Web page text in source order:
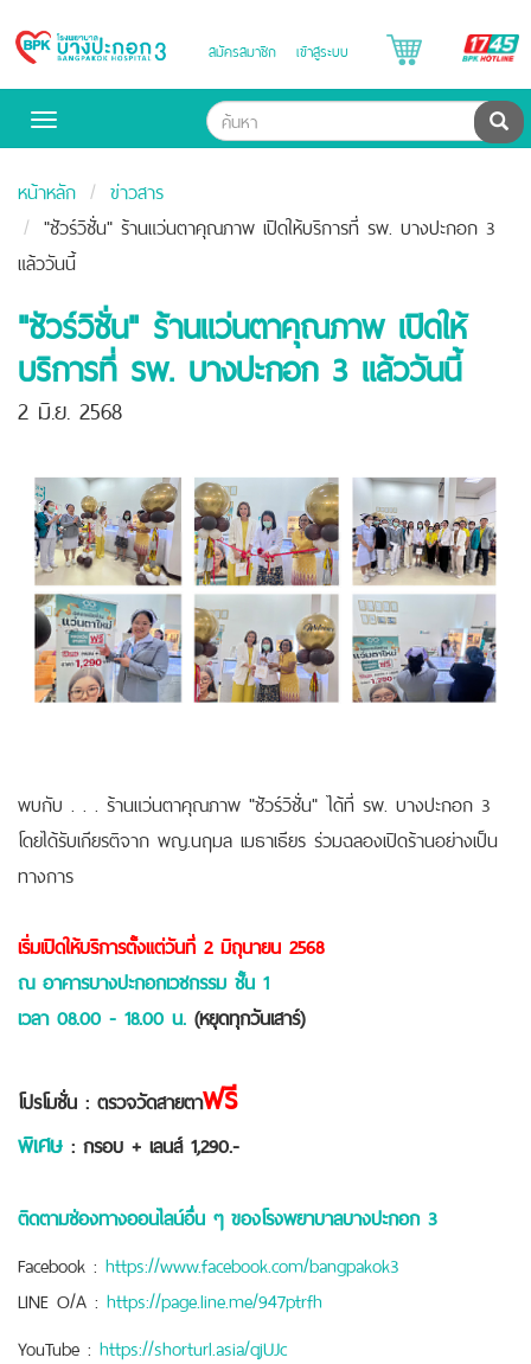
Bangpakok
สมัครสมาชิก เข้าสู่ระบบ
Toggle
ค้น
หน้าหลัก
ข่าวสาร
"ชัวร์วิชั่น" ร้านแว่นตาคุณภาพ เปิดให้บริการที่ รพ. บางปะกอก 3
แล้ววันนี้
"ชัวร์วิชั่น" ร้านแว่นตาคุณภาพ เปิดให้
บริการที่ รพ. บางปะกอก 3 แล้ววันนี้
2 มิ.ย. 2568
พบกับ . . . ร้านแว่นตาคุณภาพ "ชัวร์วิชั่น" ได้ที่ รพ. บางปะกอก 3
โดยได้รับเกียรติจาก พญ.นฤมล เมธาเธียร ร่วมฉลองเปิดร้านอย่างเป็น
ทางการ
เริ่มเปิดให้บริการตั้งแต่วันที่ 2 มิถุนายน 2568
ณ อาคารบางปะกอกเวชกรรม ชั้น 1
เวลา 08.00 - 18.00 น. (หยุดทุกวันเสาร์)
โปรโมชั่น : ตรวจวัดสายตาฟรี
พิเศษ : กรอบ + เลนส์ 1,290.-
ติดตามช่องทางออนไลน์อื่น ๆ ของโรงพยาบาลบางปะกอก 3
Facebook : https://www.facebook.com/bangpakok3
LINE O/A : https://page.line.me/947ptrfh
YouTube : https://shorturl.asia/qjUJc